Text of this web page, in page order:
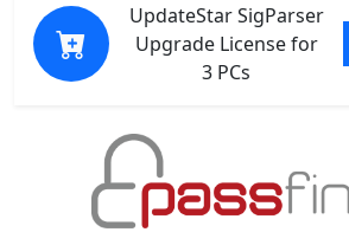
UpdateStar SigParser
Upgrade License for
3 PCs